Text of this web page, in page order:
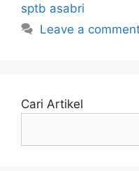
sptb asabri
Leave a
Cari Artikel